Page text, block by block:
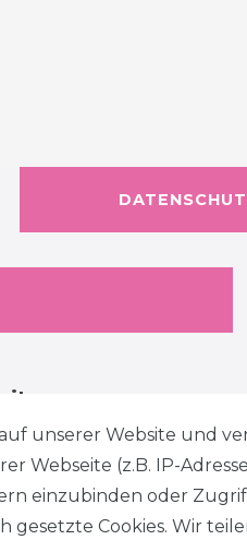
unserer Website und
Webseite (z.B. IP-
einzubinden oder
Cookies. Wir